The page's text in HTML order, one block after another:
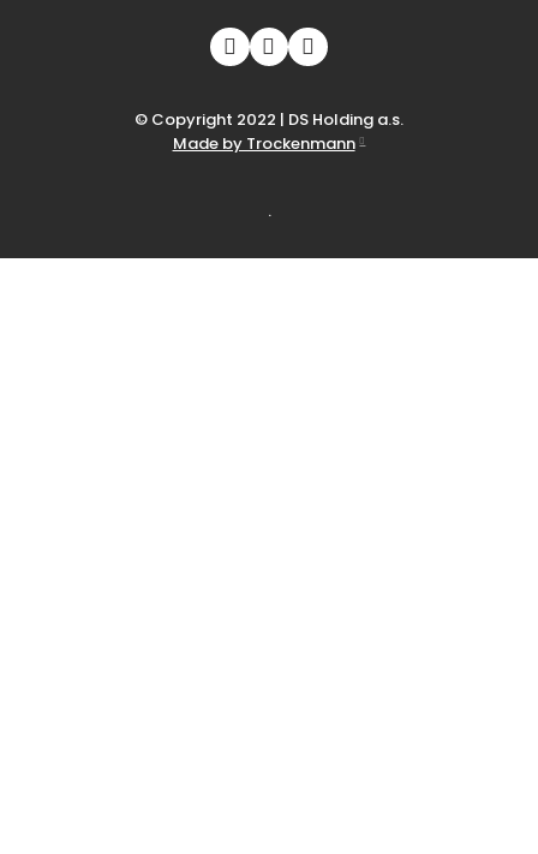
© Copyright 2022 | DS Holding a.s.
Made by Trockenmann
.